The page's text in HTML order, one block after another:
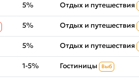
5% Отдых и путешествия
5% Отдых и путешествия
5% Отдых и путешествия
1-5% Гостиницы Выб